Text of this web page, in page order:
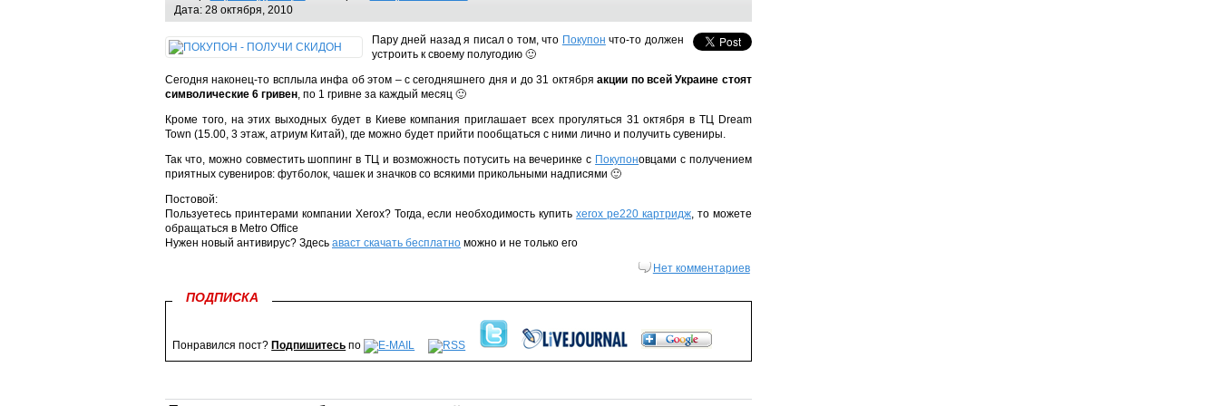
Дата: 28 октября, 2010
Пару дней назад я писал о том, что Покупон что-то должен
устроить к своему полугодию 🙂
Сегодня наконец-то всплыла инфа об этом – с сегодняшнего дня и до 31 октябряакции по всей Украине стоят
символические 6 гривен, по 1 гривне за каждый месяц 🙂
Кроме того, на этих выходных будет в Киеве компания приглашает всех прогуляться 31 октября в ТЦ Dream
Town (15.00, 3 этаж, атриум Китай), где можно будет прийти пообщаться с ними лично и получить сувениры.
Так что, можно совместить шоппинг в ТЦ и возможность потусить на вечеринке с Покупоновцами с получением
приятных сувениров: футболок, чашек и значков со всякими прикольными надписями 🙂
Постовой:
Пользуетесь принтерами компании Xerox? Тогда, если необходимость купитьxerox pe220 картридж, то можете
обращаться в Metro Office
Нужен новый антивирус? Здесь аваст скачать бесплатно можно и не только его
Нет комментариев
ПОДПИСКА
Понравился пост? Подпишитесь по